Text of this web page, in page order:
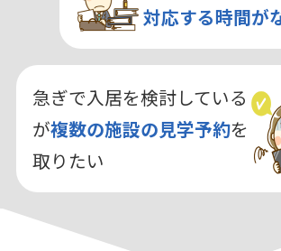
対応する時間が
急ぎで入居を検討している
が複数の施設の見学予約を
取りたい